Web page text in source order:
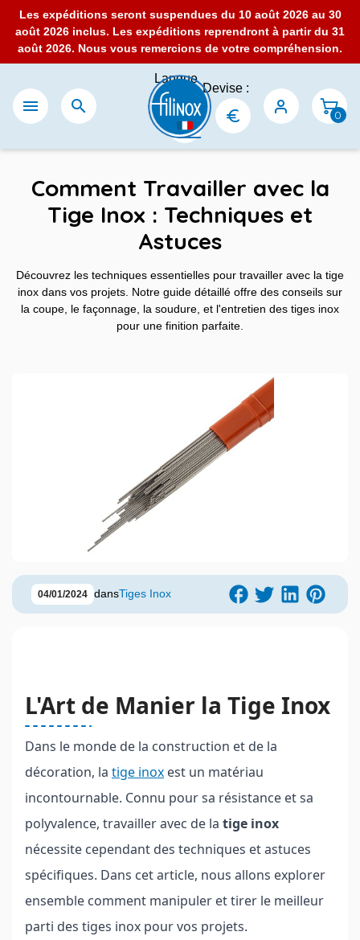
Les expéditions seront suspendues du 10 août 2026 au 30
août 2026 inclus. Les expéditions reprendront à partir du 31
août 2026. Nous vous remercions de votre compréhension.
 
Langue
:
Devise :
0
Comment Travailler avec la
Tige Inox : Techniques et
Astuces
Découvrez les techniques essentielles pour travailler avec la tige
inox dans vos projets. Notre guide détaillé offre des conseils sur
la coupe, le façonnage, la soudure, et l'entretien des tiges inox
pour une finition parfaite.
04/01/2024 dansTiges Inox
L'Art de Manier la Tige Inox
Dans le monde de la construction et de la
décoration, la tige inox est un matériau
incontournable. Connu pour sa résistance et sa
polyvalence, travailler avec de la tige inox
nécessite cependant des techniques et astuces
spécifiques. Dans cet article, nous allons explorer
ensemble comment manipuler et tirer le meilleur
parti des tiges inox pour vos projets.